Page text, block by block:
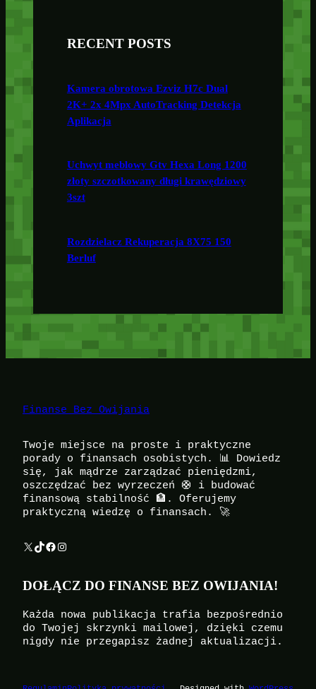
RECENT POSTS
Kamera obrotowa Ezviz H7c Dual
2K+ 2x 4Mpx AutoTracking Detekcja
Aplikacja
Uchwyt meblowy Gtv Hexa Long 1200
złoty szczotkowany długi krawędziowy
3szt
Rozdzielacz Rekuperacja 8X75 150
Berluf
Finanse Bez Owijania
Twoje miejsce na proste i praktyczne
porady o finansach osobistych. 📊 Dowiedz
się, jak mądrze zarządzać pieniędzmi,
oszczędzać bez wyrzeczeń 🛟 i budować
finansową stabilność 🏦. Oferujemy
praktyczną wiedzę o finansach. 🚀
X TikTok Facebook Instagram
DOŁĄCZ DO FINANSE BEZ OWIJANIA!
Każda nowa publikacja trafia bezpośrednio
do Twojej skrzynki mailowej, dzięki czemu
nigdy nie przegapisz żadnej aktualizacji.